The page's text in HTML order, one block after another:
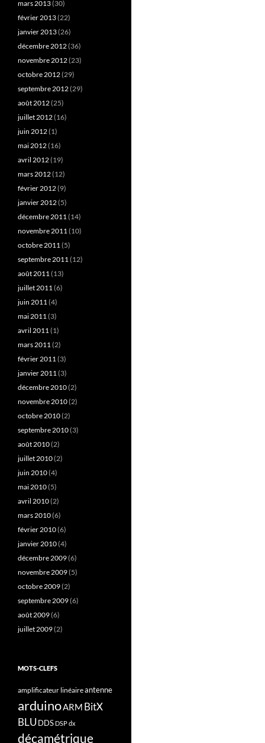
mars 2013(30)
février 2013(22)
janvier 2013(26)
décembre 2012(36)
novembre 2012(23)
octobre 2012(29)
septembre 2012(29)
août 2012(25)
juillet 2012(16)
juin 2012(1)
mai 2012(16)
avril 2012(19)
mars 2012(12)
février 2012(9)
janvier 2012(5)
décembre 2011(14)
novembre 2011(10)
octobre 2011(5)
septembre 2011(12)
août 2011(13)
juillet 2011(6)
juin 2011(4)
mai 2011(3)
avril 2011(1)
mars 2011(2)
février 2011(3)
janvier 2011(3)
décembre 2010(2)
novembre 2010(2)
octobre 2010(2)
septembre 2010(3)
août 2010(2)
juillet 2010(2)
juin 2010(4)
mai 2010(5)
avril 2010(2)
mars 2010(6)
février 2010(6)
janvier 2010(4)
décembre 2009(6)
novembre 2009(5)
octobre 2009(2)
septembre 2009(6)
août 2009(6)
juillet 2009(2)
MOTS-CLEFS
amplificateur linéaireantenne
arduinoARM BitX
BLU DDS DSPdx
décamétrique